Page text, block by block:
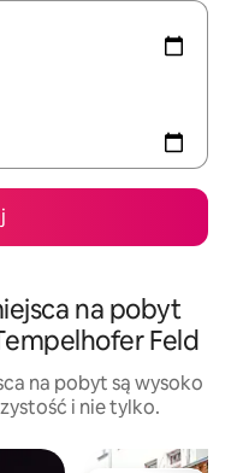
na pobyt
Feld
na pobyt są wysoko
i nie tylko.